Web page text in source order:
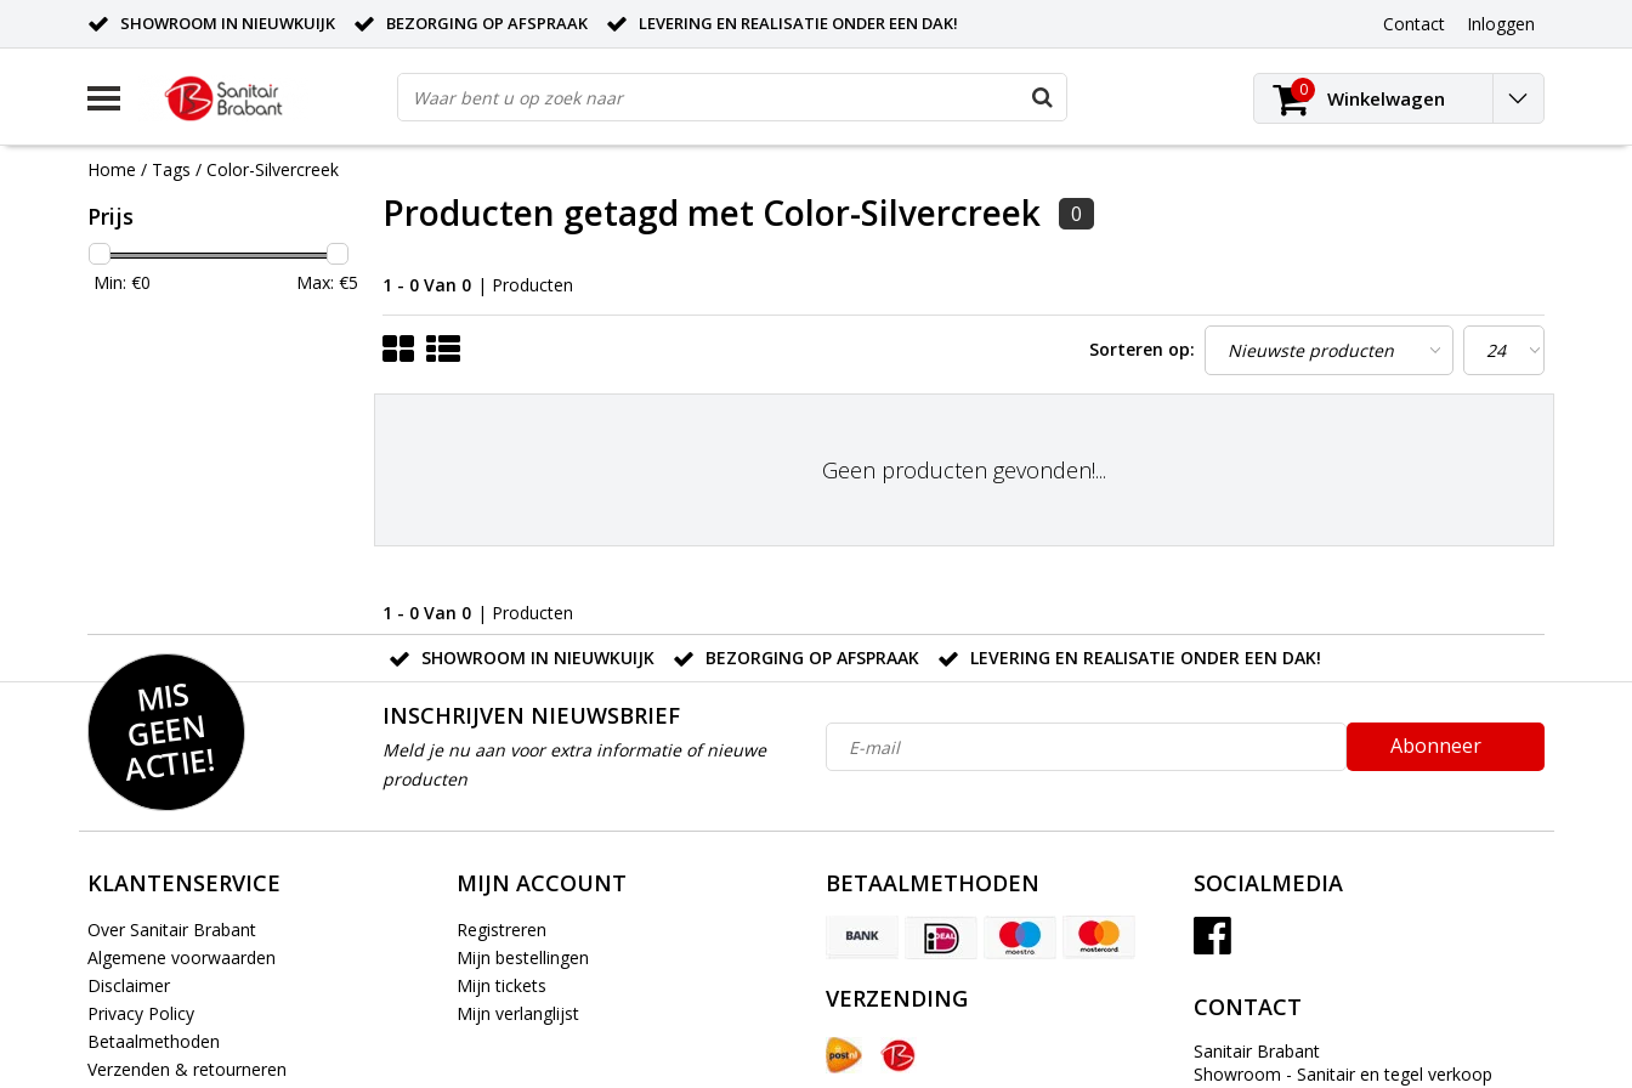
SHOWROOM IN NIEUWKUIJK BEZORGING OP AFSPRAAK LEVERING EN REALISATIE ONDER EEN DAK! Contact Inloggen
0 Winkelwagen
Home / Tags / Color-Silvercreek
Prijs
Min: €0 Max: €5
Producten getagd met Color-Silvercreek 0
1 - 0 Van 0 | Producten
Sorteren op:
Geen producten gevonden!...
1 - 0 Van 0 | Producten
SHOWROOM IN NIEUWKUIJK
BEZORGING OP AFSPRAAK LEVERING EN REALISATIE ONDER EEN DAK!
MIS
GEE
N
ACTIE!
INSCHRIJVEN NIEUWSBRIEF
Meld je nu aan voor extra informatie of nieuwe
producten
Abonneer
KLANTENSERVICE
Over Sanitair Brabant
Algemene voorwaarden
Disclaimer
Privacy Policy
Betaalmethoden
Verzenden & retourneren
MIJN ACCOUNT
Registreren
Mijn bestellingen
Mijn tickets
Mijn verlanglijst
BETAALMETHODEN
VERZENDING
SOCIALMEDIA
CONTACT
Sanitair Brabant
Showroom - Sanitair en tegel verkoop